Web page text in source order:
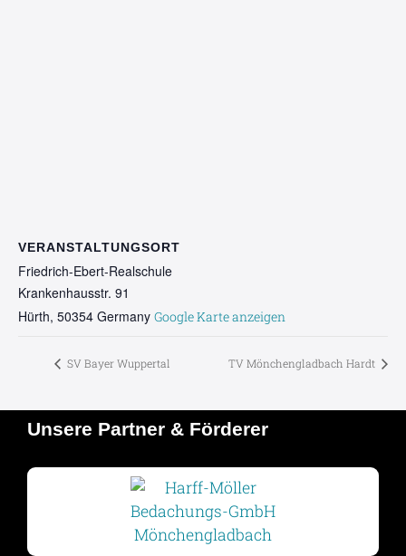
VERANSTALTUNGSORT
Friedrich-Ebert-Realschule
Krankenhausstr. 91
Hürth, 50354 Germany Google Karte anzeigen
SV Bayer Wuppertal TV Mönchengladbach Hardt
Unsere Partner & Förderer